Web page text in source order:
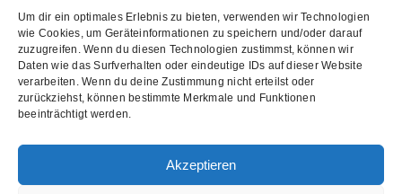
Um dir ein optimales Erlebnis zu bieten, verwenden wir Technologien
wie Cookies, um Geräteinformationen zu speichern und/oder darauf
zuzugreifen. Wenn du diesen Technologien zustimmst, können wir
Daten wie das Surfverhalten oder eindeutige IDs auf dieser Website
verarbeiten. Wenn du deine Zustimmung nicht erteilst oder
zurückziehst, können bestimmte Merkmale und Funktionen
beeinträchtigt werden.
Akzeptieren
Aspekte / Anforderungen an die Gefährdung Beurteilung
psychischer Belastung
Wichtige Aspekte zur sinnvollen und zielgerichteten
Verfahrensauswahl
Darstellung einer Projektarchitektur
Vorstellung von Verfahren zur Durchführung sowohl für
kleine als auch mittlere Unternehmen